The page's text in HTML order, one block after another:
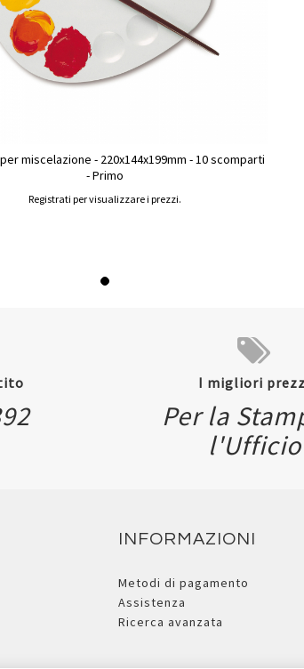
miscelazione - 220x144x199mm - 10 scomparti
- Primo
Registrati per visualizzare i prezzi.
I migliori
Per la
l'Ufficio
INFORMAZIONI
Metodi di pagamento
Assistenza
Ricerca avanzata